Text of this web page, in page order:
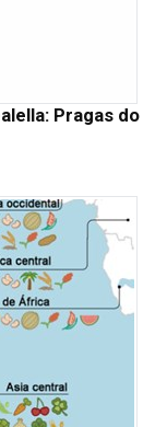
Pragas do